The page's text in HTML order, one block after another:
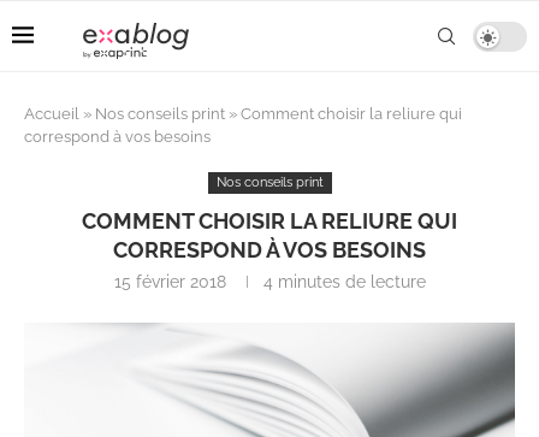
Accueil » Nos conseils print » Comment choisir la reliure qui
correspond à vos besoins
Nos conseils print
COMMENT CHOISIR LA RELIURE QUI
CORRESPOND À VOS BESOINS
15 février 2018 4 minutes de lecture